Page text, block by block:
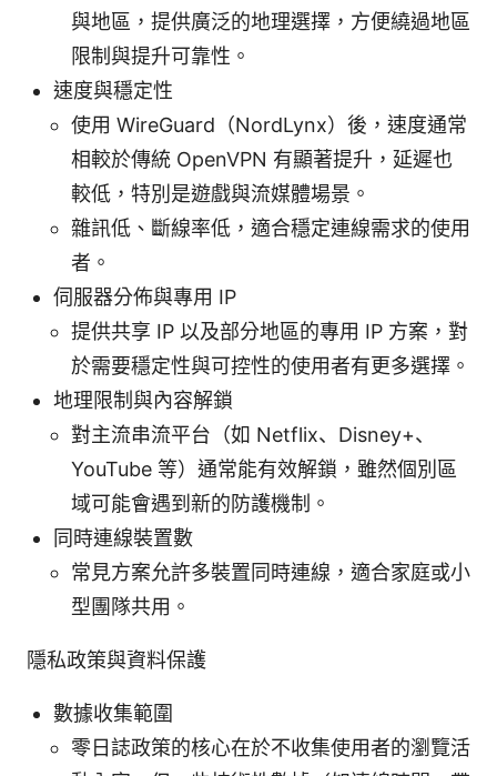
與地區，提供廣泛的地理選擇，方便繞過地區
限制與提升可靠性。
速度與穩定性
使用 WireGuard（NordLynx）後，速度通常
相較於傳統 OpenVPN 有顯著提升，延遲也
較低，特別是遊戲與流媒體場景。
雜訊低、斷線率低，適合穩定連線需求的使用
者。
伺服器分佈與專用 IP
提供共享 IP 以及部分地區的專用 IP 方案，對
於需要穩定性與可控性的使用者有更多選擇。
地理限制與內容解鎖
對主流串流平台（如 Netflix、Disney+、
YouTube 等）通常能有效解鎖，雖然個別區
域可能會遇到新的防護機制。
同時連線裝置數
常見方案允許多裝置同時連線，適合家庭或小
型團隊共用。
隱私政策與資料保護
數據收集範圍
零日誌政策的核心在於不收集使用者的瀏覽活